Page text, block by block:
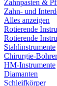
Zahnpasten &
Zahn- und
Alles anzeigen
Rotierende
Rotierende
Stahlinstrumente
Chirurgie-Bohrer
HM-Instrumente
Diamanten
Schleifkörper